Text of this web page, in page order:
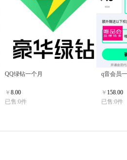
QQ绿钻一个月
￥ 8.00
已售:0件
q音会员
￥ 158.00
已售:0件